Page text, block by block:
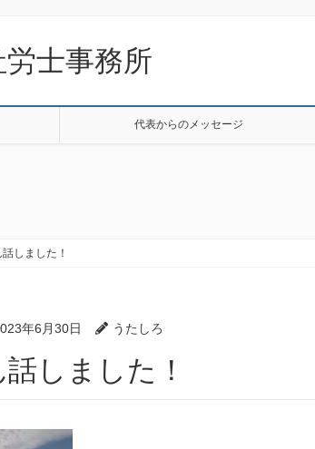
士事務所
代表からのメッセージ
しました！
年6月30日 うたしろ
しました！